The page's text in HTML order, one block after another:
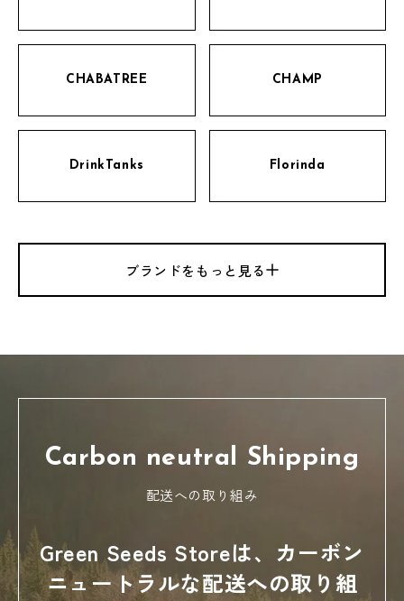
CHABATREE CHAMP
DrinkTanks Florinda
NATURE HACKER NOMADIX
ブランドをもっと見る
Carbon neutral Shipping
配送への取り組み
Green Seeds Storeは、カーボン
ニュートラルな配送への取り組